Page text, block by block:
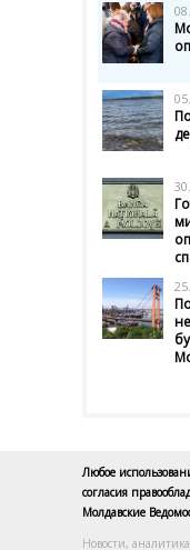
Любое
согласия
Молдавские
Новости,